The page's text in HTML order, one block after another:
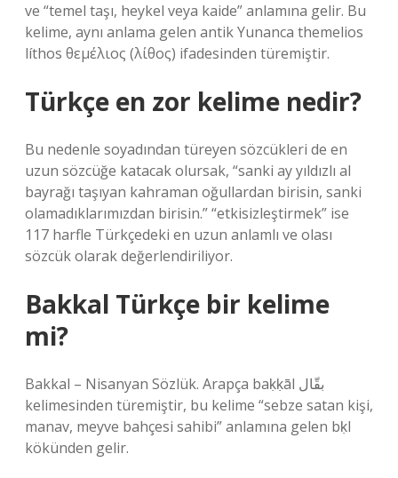
ve “temel taşı, heykel veya kaide” anlamına gelir. Bu
kelime, aynı anlama gelen antik Yunanca themelios
líthos θεμέλιος (λίθος) ifadesinden türemiştir.
Türkçe en zor kelime nedir?
Bu nedenle soyadından türeyen sözcükleri de en
uzun sözcüğe katacak olursak, “sanki ay yıldızlı al
bayrağı taşıyan kahraman oğullardan birisin, sanki
olamadıklarımızdan birisin.” “etkisizleştirmek” ise
117 harfle Türkçedeki en uzun anlamlı ve olası
sözcük olarak değerlendiriliyor.
Bakkal Türkçe bir kelime
mi?
Bakkal – Nisanyan Sözlük. Arapça baḳḳāl بقّال
kelimesinden türemiştir, bu kelime “sebze satan kişi,
manav, meyve bahçesi sahibi” anlamına gelen bḳl
kökünden gelir.